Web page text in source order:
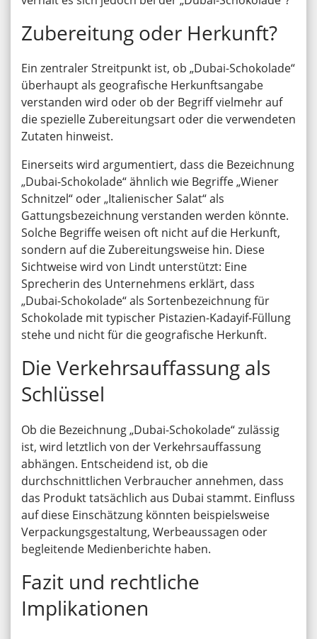
Zubereitung oder Herkunft?
Ein zentraler Streitpunkt ist, ob „Dubai-Schokolade“
überhaupt als geografische Herkunftsangabe
verstanden wird oder ob der Begriff vielmehr auf
die spezielle Zubereitungsart oder die verwendeten
Zutaten hinweist.
Einerseits wird argumentiert, dass die Bezeichnung
„Dubai-Schokolade“ ähnlich wie Begriffe „Wiener
Schnitzel“ oder „Italienischer Salat“ als
Gattungsbezeichnung verstanden werden könnte.
Solche Begriffe weisen oft nicht auf die Herkunft,
sondern auf die Zubereitungsweise hin. Diese
Sichtweise wird von Lindt unterstützt: Eine
Sprecherin des Unternehmens erklärt, dass
„Dubai-Schokolade“ als Sortenbezeichnung für
Schokolade mit typischer Pistazien-Kadayif-Füllung
stehe und nicht für die geografische Herkunft.
Die Verkehrsauffassung als
Schlüssel
Ob die Bezeichnung „Dubai-Schokolade“ zulässig
ist, wird letztlich von der Verkehrsauffassung
abhängen. Entscheidend ist, ob die
durchschnittlichen Verbraucher annehmen, dass
das Produkt tatsächlich aus Dubai stammt. Einfluss
auf diese Einschätzung könnten beispielsweise
Verpackungsgestaltung, Werbeaussagen oder
begleitende Medienberichte haben.
Fazit und rechtliche
Implikationen